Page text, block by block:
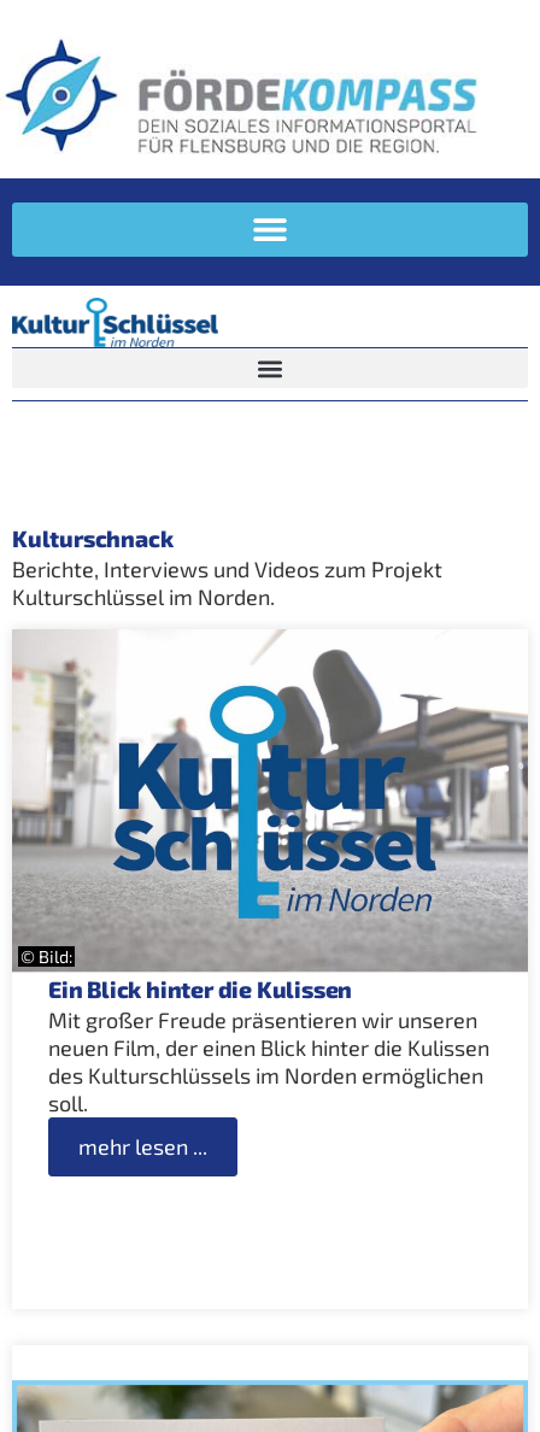
Kulturschnack
Berichte, Interviews und Videos zum Projekt
Kulturschlüssel im Norden.
© Bild:
Ein Blick hinter die Kulissen
Mit großer Freude präsentieren wir unseren
neuen Film, der einen Blick hinter die Kulissen
des Kulturschlüssels im Norden ermöglichen
soll.
mehr lesen ...